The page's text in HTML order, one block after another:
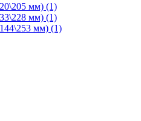
мм) (1)
мм) (1)
мм) (1)